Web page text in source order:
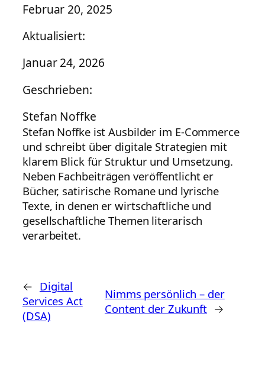
Februar 20, 2025
Aktualisiert:
Januar 24, 2026
Geschrieben:
Stefan Noffke
Stefan Noffke ist Ausbilder im E-Commerce
und schreibt über digitale Strategien mit
klarem Blick für Struktur und Umsetzung.
Neben Fachbeiträgen veröffentlicht er
Bücher, satirische Romane und lyrische
Texte, in denen er wirtschaftliche und
gesellschaftliche Themen literarisch
verarbeitet.
← Digital
Services Act
(DSA)
Nimms persönlich – der
Content der Zukunft →